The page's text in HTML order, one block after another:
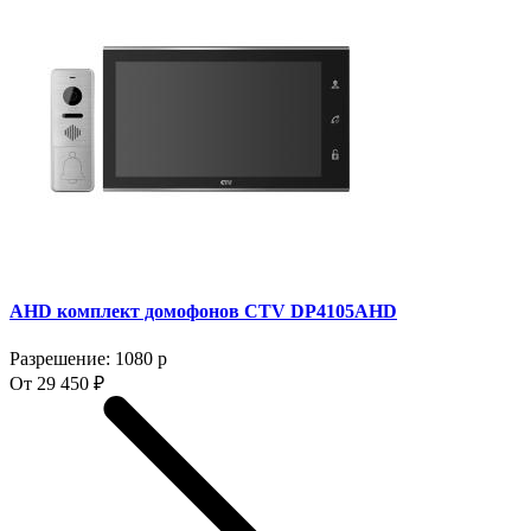
AHD комплект домофонов CTV DP4105AHD
Разрешение: 1080 p
От 29 450 ₽